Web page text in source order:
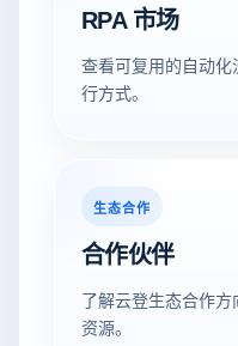
RPA 市场
查看可复用的自动
行方式。
生态合作
合作伙伴
了解云登生态合作
资源。